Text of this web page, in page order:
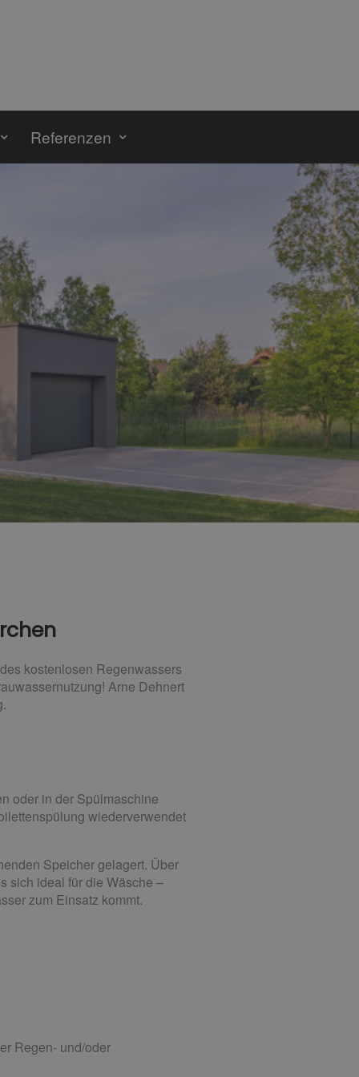
Referenzen
kostenlosen Regenwassers
Arne Dehnert
oder in der Spülmaschine
wiederverwendet
Speicher gelagert. Über
sich ideal für die Wäsche –
zum Einsatz kommt.
Regen- und/oder